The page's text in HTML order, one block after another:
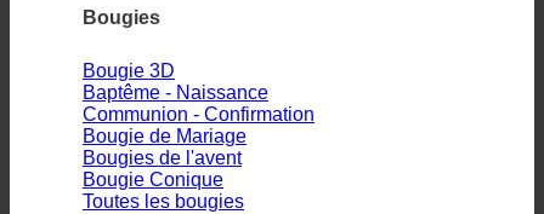
Bougies
Bougie 3D
Baptême - Naissance
Communion - Confirmation
Bougie de Mariage
Bougies de l'avent
Bougie Conique
Toutes les bougies